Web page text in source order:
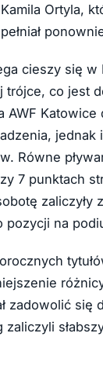
Ortyla,
cieszy się
trójce, co jest
jednak
Równe
7 punktach
zaliczyły
pozycji na
zadowolić się
zaliczyli